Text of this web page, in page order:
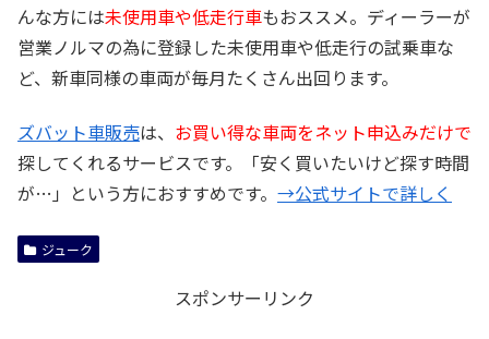
んな方には未使用車や低走行車もおススメ。ディーラーが
営業ノルマの為に登録した未使用車や低走行の試乗車な
ど、新車同様の車両が毎月たくさん出回ります。
ズバット車販売は、 お買い得な車両をネット申込みだけで
探してくれるサービスです。「安く買いたいけど探す時間
が…」という方におすすめです。 →公式サイトで詳しく
ジューク
スポンサーリンク